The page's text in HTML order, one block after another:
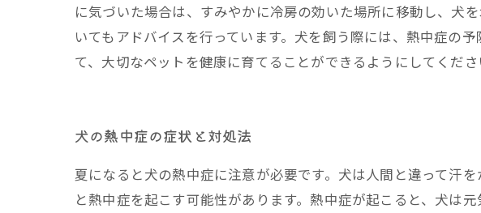
に気づいた場合は、すみやかに冷房の効いた場所に移動し、犬
いてもアドバイスを行っています。犬を飼う際には、熱中症の
て、大切なペットを健康に育てることができるようにしてくださ
犬の熱中症の症状と対処法
夏になると犬の熱中症に注意が必要です。犬は人間と違って汗
と熱中症を起こす可能性があります。熱中症が起こると、犬は